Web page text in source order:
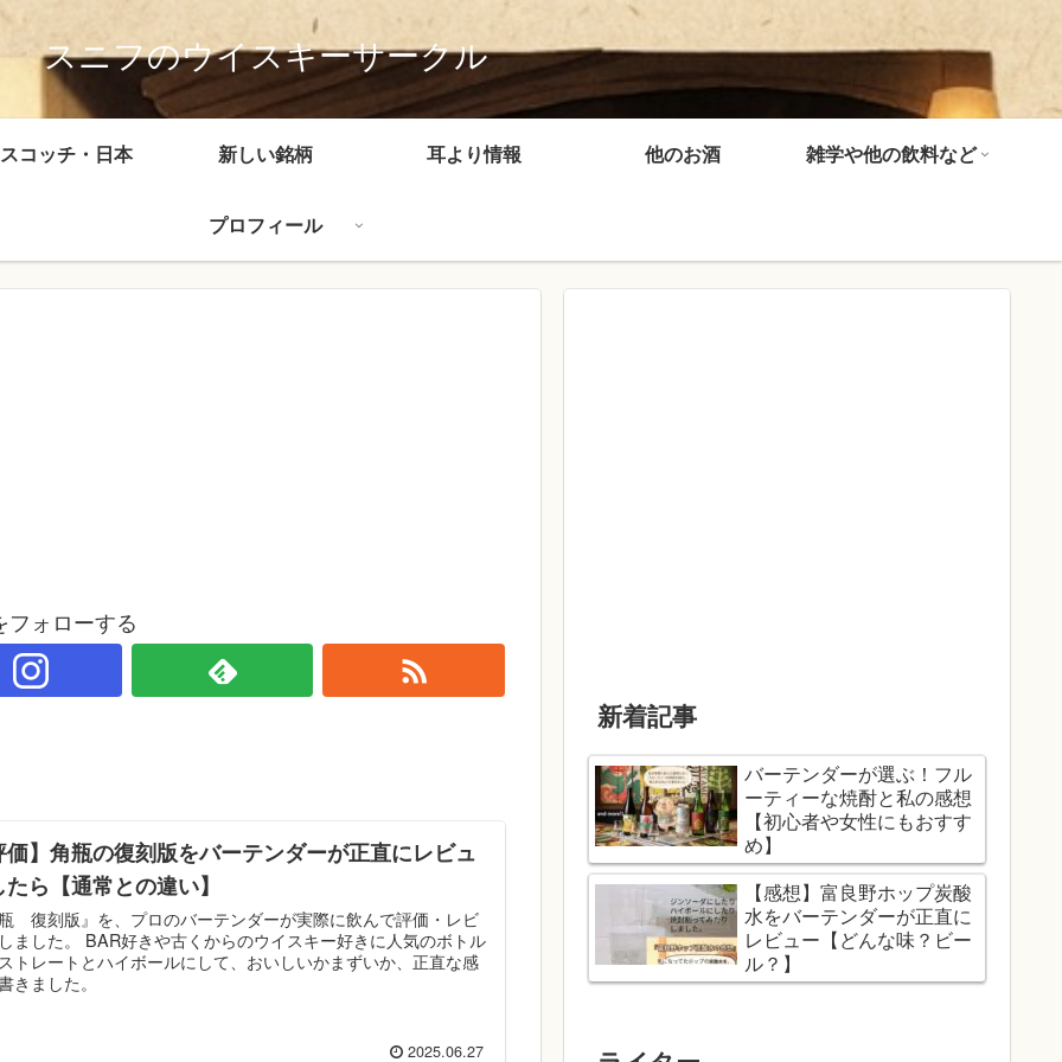
スニフのウイスキーサークル
コッチ・日本 新しい銘柄 耳より情報 他のお酒 雑学や他の飲料など
プロフィール
フォローする
価】角瓶の復刻版をバーテンダーが正直にレビュ
ら【通常との違い】
復刻版』を、プロのバーテンダーが実際に飲んで評価・レビ
ました。 BAR好きや古くからのウイスキー好きに人気のボトル
トレートとハイボールにして、おいしいかまずいか、正直な感
きました。
2025.06.27
新着記事
バーテンダーが選ぶ！フル
ーティーな焼酎と私の感想
【初心者や女性にもおすす
め】
【感想】富良野ホップ炭酸
水をバーテンダーが正直に
レビュー【どんな味？ビー
ル？】